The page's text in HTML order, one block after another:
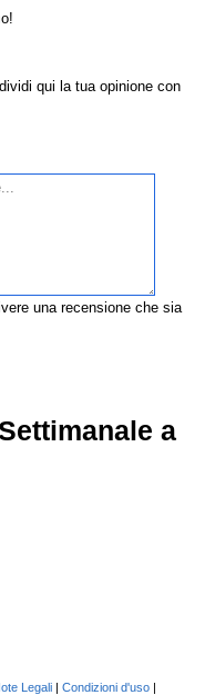
qui la tua opinione con
una recensione che sia
a
Legali| Condizioni d'uso|